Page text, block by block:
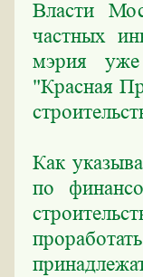
Власти
частных
мэрия уже
"Красная
Как
по